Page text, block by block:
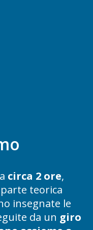
circa 2 ore,
teorica
insegnate le
da un giro